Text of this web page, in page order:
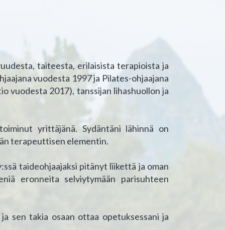
taiteesta, erilaisista terapioista ja
vuodesta 1997 ja Pilates-ohjaajana
vuodesta 2017), tanssijan lihashuollon ja
yrittäjänä. Sydäntäni lähinnä on
terapeuttisen elementin.
taideohjaajaksi pitänyt liikettä ja oman
eronneita selviytymään parisuhteen
sen takia osaan ottaa opetuksessani ja